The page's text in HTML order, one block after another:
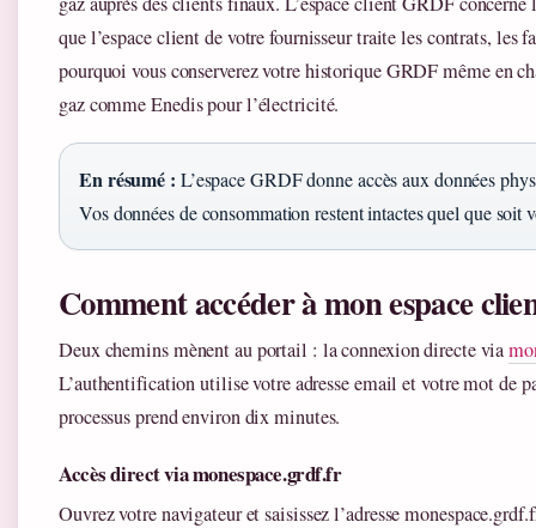
que l’espace client de votre fournisseur traite les contrats,
pourquoi vous conserverez votre historique GRDF même en
gaz comme Enedis pour l’électricité.
En résumé : L’espace GRDF donne accès aux données
Vos données de consommation restent intactes quel que soit
Comment accéder à mon espace
Deux chemins mènent au portail : la connexion directe via
L’authentification utilise votre adresse email et votre mot de
processus prend environ dix minutes.
Accès direct via monespace.grdf.fr
Ouvrez votre navigateur et saisissez l’adresse